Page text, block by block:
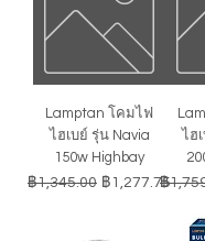
Lamptan โคมไฟ
ไฮเบย์ รุ่น Navia
150w Highbay
ราคาปกติ
฿1,345.00 ราคาขายลด
฿1,277.75
ไฮ
ราคา
฿